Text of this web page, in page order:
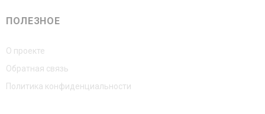
ПОЛЕЗНОЕ
О проекте
Обратная связь
Политика конфиденциальности